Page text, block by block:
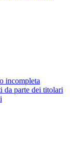
incompleta
da parte dei titolari